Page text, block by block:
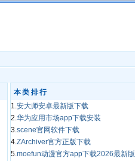
本类排行
1.安大师安卓最新版下载
2.华为应用市场app下载安装
3.scene官网软件下载
4.ZArchiver官方正版下载
5.moefun动漫官方app下载2026最新版